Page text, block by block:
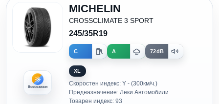
Всесезонни
MICHELIN
CROSSCLIMATE 3 SPORT
245/35R19
C A 72dB
XL
Скоростен индекс: Y - (300км/ч.)
Предназначение: Леки Автомобили
Товарен индекс: 93